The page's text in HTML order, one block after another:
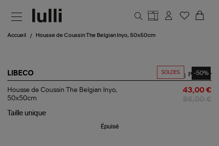
Accueil Housse de Coussin The Belgian Inyo, 50x50cm
SOLDES -50%
LIBECO
Housse
de
The
Partager
Housse de Coussin The Belgian Inyo,
50x50cm
43,00 €
Taille unique
Épuisé